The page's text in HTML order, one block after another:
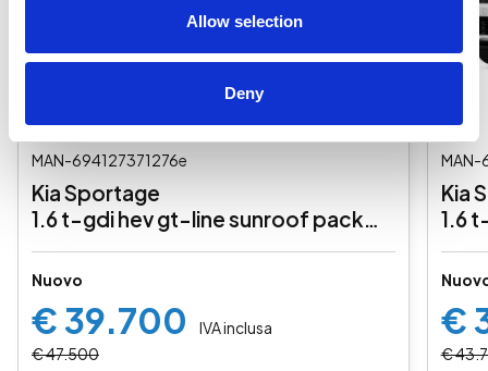
Allow selection
Deny
MAN-694127371276e
Kia Sportage
1.6 t-gdi hev gt-line sunroof pack
awd at6
Nuovo
€ 39.700
IVA inclusa
€ 47.500
MAN-
Kia
1.6
€
€